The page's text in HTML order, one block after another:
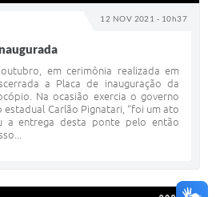
12 NOV 2021 - 10h37
em cerimônia realizada em
a Placa de inauguração da
Na ocasião exercia o governo
Carlão Pignatari, “foi um ato
a entrega desta ponte pelo então